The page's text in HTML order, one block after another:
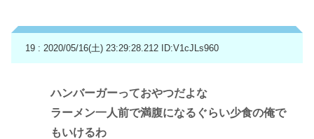
19 : 2020/05/16(土) 23:29:28.212 ID:V1cJLs960
ハンバーガーっておやつだよな
ラーメン一人前で満腹になるぐらい少食の俺で
もいけるわ